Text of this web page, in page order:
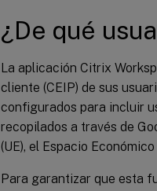
¿De qué
La aplicación Citrix
cliente (CEIP) de sus
configurados para incluir
recopilados a través de
(UE), el Espacio
Para garantizar que esta